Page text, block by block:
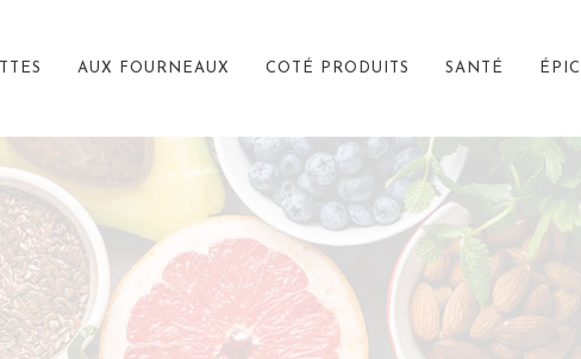
AUX FOURNEAUX COTÉ PRODUITS SANTÉ